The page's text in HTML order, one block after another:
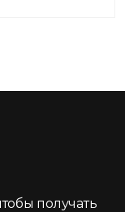
получать